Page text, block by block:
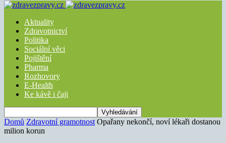
Aktuality
Zdravotnictví
Politika
Sociální věci
Pojištění
Pharma
Rozhovory
E-Health
Ke kávě i čaji
Domů Zdravotní gramotnost Opařany nekončí, noví lékaři dostanou
milion korun